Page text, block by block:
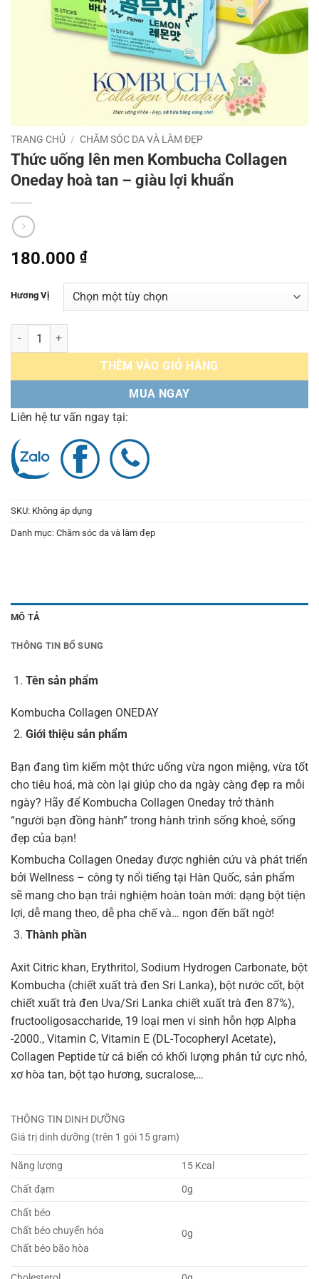
TRANG CHỦ / CHĂM SÓC DA VÀ LÀM ĐẸP
Thức uống lên men Kombucha Collagen
Oneday hoà tan – giàu lợi khuẩn
180.000 ₫
Hương Vị
Thức uống lên men Kombucha Collagen Oneday hoà tan - giàu lợi
THÊM VÀO GIỎ HÀNG
MUA NGAY
Liên hệ tư vấn ngay tại:
SKU: Không áp dụng
Danh mục: Chăm sóc da và làm đẹp
MÔ TẢ
THÔNG TIN BỔ SUNG
Tên sản phẩm
Kombucha Collagen ONEDAY
Giới thiệu sản phẩm
Bạn đang tìm kiếm một thức uống vừa ngon miệng, vừa tốt
cho tiêu hoá, mà còn lại giúp cho da ngày càng đẹp ra mỗi
ngày? Hãy để Kombucha Collagen Oneday trở thành
“người bạn đồng hành” trong hành trình sống khoẻ, sống
đẹp của bạn!
Kombucha Collagen Oneday được nghiên cứu và phát triển
bởi Wellness – công ty nổi tiếng tại Hàn Quốc, sản phẩm
sẽ mang cho bạn trải nghiệm hoàn toàn mới: dạng bột tiện
lợi, dễ mang theo, dễ pha chế và… ngon đến bất ngờ!
Thành phần
Axit Citric khan, Erythritol, Sodium Hydrogen Carbonate, bột
Kombucha (chiết xuất trà đen Sri Lanka), bột nước cốt, bột
chiết xuất trà đen Uva/Sri Lanka chiết xuất trà đen 87%),
fructooligosaccharide, 19 loại men vi sinh hỗn hợp Alpha
-2000., Vitamin C, Vitamin E (DL-Tocopheryl Acetate),
Collagen Peptide từ cá biển có khối lượng phân tử cực nhỏ,
xơ hòa tan, bột tạo hương, sucralose,…
THÔNG TIN DINH DƯỠNG
Giá trị dinh dưỡng (trên 1 gói 15 gram)
Năng lượng
15 Kcal
Chất đạm
0g
Chất béo
Chất béo chuyển hóa
Chất béo bão hòa
0g